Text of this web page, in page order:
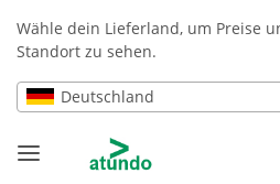
Wähle dein Lieferland, um Preise
Standort zu sehen.
Deutschland